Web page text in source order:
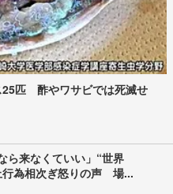
25匹 酢やワサビでは死滅せ
ら来なくていい」“世界
行為相次ぎ怒りの声 場...